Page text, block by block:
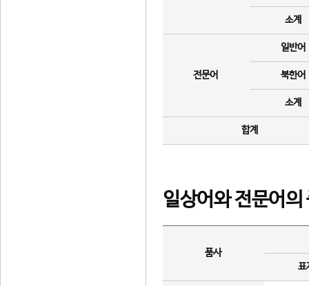
소계
전문어
일반어
북한어
소계
합계
일상어와 전문어의
품사
표